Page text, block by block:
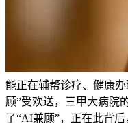
能正在辅帮诊疗、健康
顾”受欢送，三甲大病院
了“AI兼顾”，正在此背